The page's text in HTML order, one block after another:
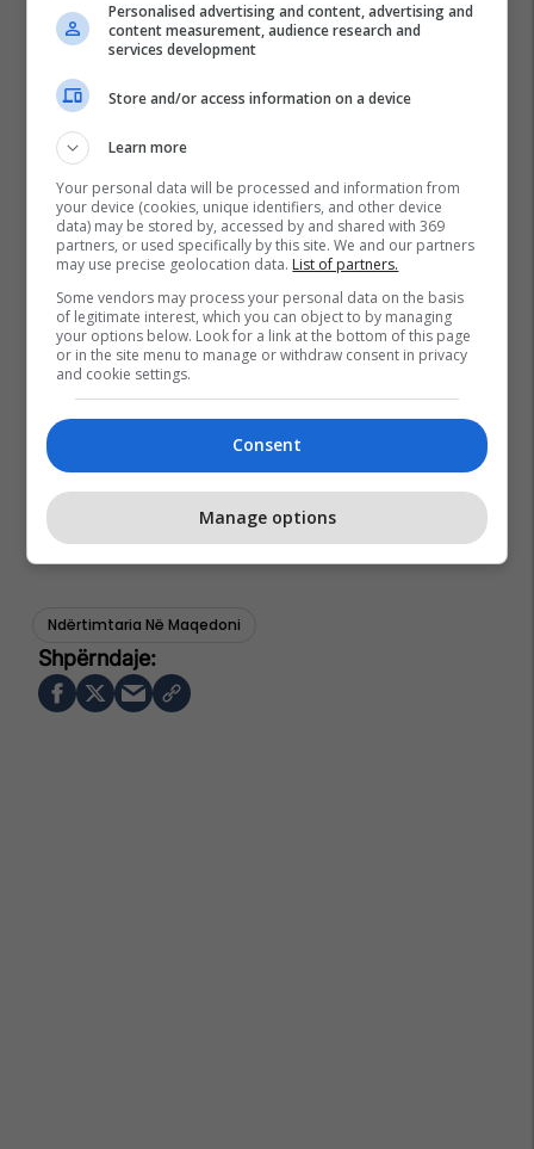
Ndërtimtaria Në Maqedoni
Personalised advertising and content, advertising and
content measurement, audience research and
services development
Store and/or access information on a device
Learn more
Your personal data will be processed and information from
your device (cookies, unique identifiers, and other device
data) may be stored by, accessed by and shared with 369
partners, or used specifically by this site. We and our partners
may use precise geolocation data. List of partners.
Some vendors may process your personal data on the basis
of legitimate interest, which you can object to by managing
your options below. Look for a link at the bottom of this page
or in the site menu to manage or withdraw consent in privacy
and cookie settings.
Consent
Manage options